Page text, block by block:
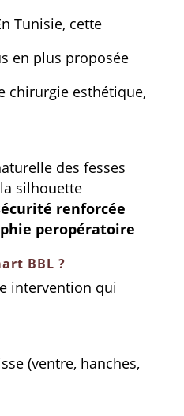
Tunisie, cette
en plus proposée
chirurgie esthétique,
des fesses
silhouette
renforcée
peropératoire
BBL ?
intervention qui
(ventre, hanches,